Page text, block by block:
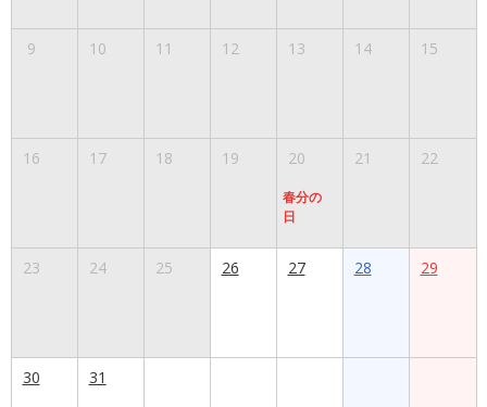
9 10 11 12 13 14 15
16 17 18 19 20
春分の
日
21 22
23 24 25 26 27 28 29
30 31